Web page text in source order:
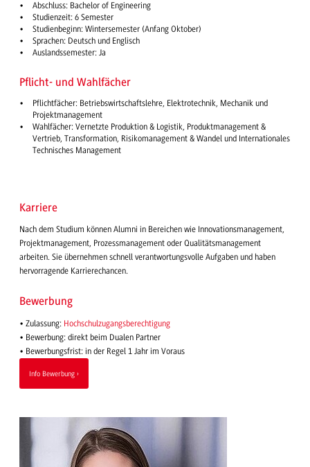
Abschluss: Bachelor of Engineering
Studienzeit: 6 Semester
Studienbeginn: Wintersemester (Anfang Oktober)
Sprachen: Deutsch und Englisch
Auslandssemester: Ja
Pflicht- und Wahlfächer
Pflichtfächer: Betriebswirtschaftslehre, Elektrotechnik, Mechanik und
Projektmanagement
Wahlfächer: Vernetzte Produktion & Logistik, Produktmanagement &
Vertrieb, Transformation, Risikomanagement & Wandel und Internationales
Technisches Management
Karriere
Nach dem Studium können Alumni in Bereichen wie Innovationsmanagement,
Projektmanagement, Prozessmanagement oder Qualitätsmanagement
arbeiten. Sie übernehmen schnell verantwortungsvolle Aufgaben und haben
hervorragende Karrierechancen.
Bewerbung
• Zulassung: Hochschulzugangsberechtigung
• Bewerbung: direkt beim Dualen Partner
• Bewerbungsfrist: in der Regel 1 Jahr im Voraus
Info Bewerbung